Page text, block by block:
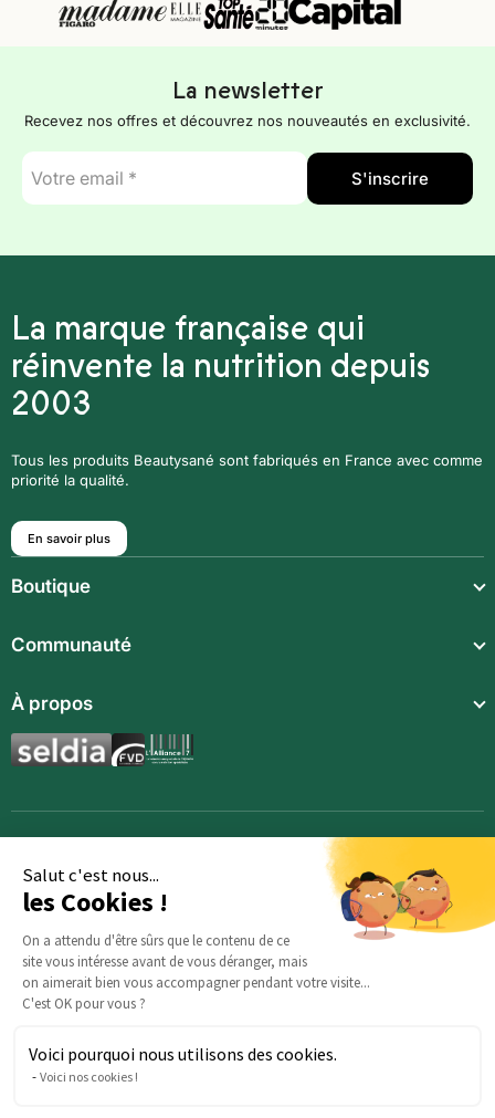
Salut c'est nous...
les Cookies !
On a attendu d'être sûrs que le contenu de ce
site vous intéresse avant de vous déranger, mais
on aimerait bien vous accompagner pendant votre visite...
C'est OK pour vous ?
Voici pourquoi nous utilisons des cookies.
Voici nos cookies !
La newsletter
Recevez nos offres et découvrez nos nouveautés en exclusivité.
E-
mail
*
S'inscrire
La marque française qui
réinvente la nutrition depuis
2003
Tous les produits Beautysané sont fabriqués en France avec comme
priorité la qualité.
En savoir plus
Boutique
Compléments alimentaires
Boissons techniques
Communauté
À propos
Des questions sur votre commande ? : Notre équipe est là